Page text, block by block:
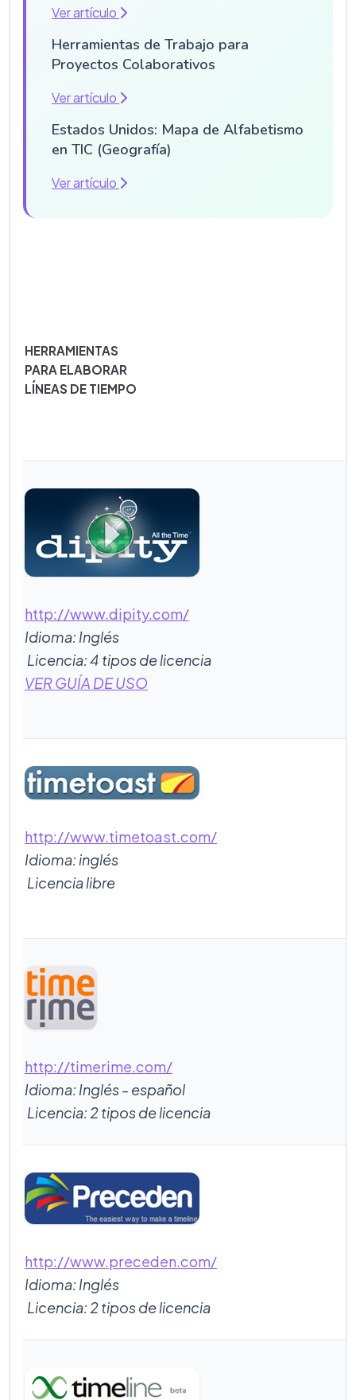
Ver artículo
Herramientas de Trabajo para
Proyectos Colaborativos
Ver artículo
Estados Unidos: Mapa de Alfabetismo
en TIC (Geografía)
Ver artículo
HERRAMIENTAS
PARA ELABORAR
LÍNEAS DE TIEMPO
http://www.dipity.com/
Idioma: Inglés
Licencia: 4 tipos de licencia
VER GUÍA DE USO
http://www.timetoast.com/
Idioma: inglés
Licencia libre
http://timerime.com/
Idioma: Inglés - español
Licencia: 2 tipos de licencia
http://www.preceden.com/
Idioma: Inglés
Licencia: 2 tipos de licencia